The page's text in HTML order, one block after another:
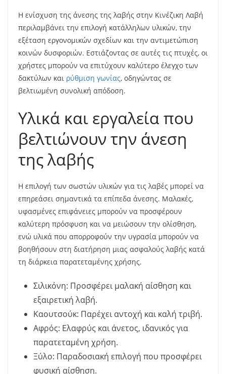
Η ενίσχυση της άνεσης της λαβής στην Κινέζικη Λαβή
περιλαμβάνει την επιλογή κατάλληλων υλικών, την
εξέταση εργονομικών σχεδίων και την αντιμετώπιση
κοινών δυσφοριών. Εστιάζοντας σε αυτές τις πτυχές, οι
χρήστες μπορούν να επιτύχουν καλύτερο έλεγχο των
δακτύλων και ρύθμιση γωνίας, οδηγώντας σε
βελτιωμένη συνολική απόδοση.
Υλικά και εργαλεία που
βελτιώνουν την άνεση
της λαβής
Η επιλογή των σωστών υλικών για τις λαβές μπορεί να
επηρεάσει σημαντικά τα επίπεδα άνεσης. Μαλακές,
υφασμένες επιφάνειες μπορούν να προσφέρουν
καλύτερη πρόσφυση και να μειώσουν την ολίσθηση,
ενώ υλικά που απορροφούν την υγρασία μπορούν να
βοηθήσουν στη διατήρηση μιας ασφαλούς λαβής κατά
τη διάρκεια παρατεταμένης χρήσης.
Σιλικόνη: Προσφέρει μαλακή αίσθηση και
εξαιρετική λαβή.
Καουτσούκ: Παρέχει αντοχή και καλή τριβή.
Αφρός: Ελαφρύς και άνετος, ιδανικός για
παρατεταμένη χρήση.
Ξύλο: Παραδοσιακή επιλογή που προσφέρει
φυσική αίσθηση.